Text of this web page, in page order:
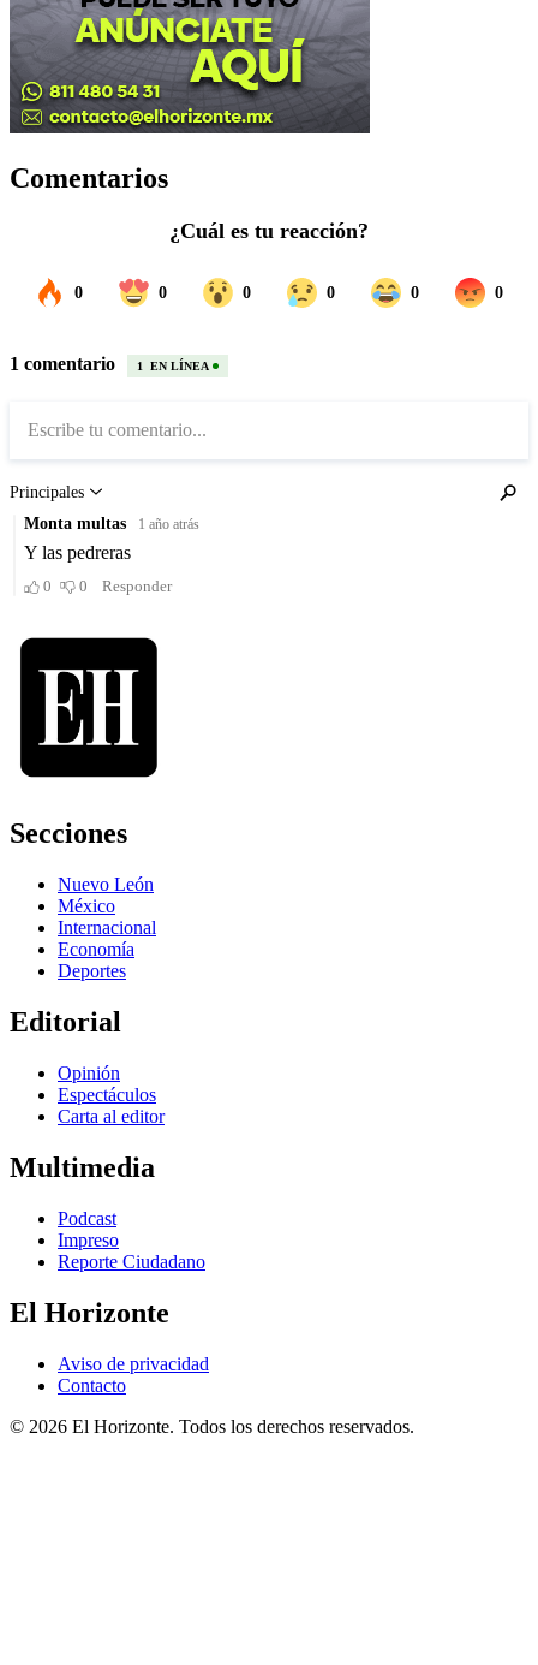
Comentarios
Secciones
Nuevo León
México
Internacional
Economía
Deportes
Editorial
Opinión
Espectáculos
Carta al editor
Multimedia
Podcast
Impreso
Reporte Ciudadano
El Horizonte
Aviso de privacidad
Contacto
© 2026 El Horizonte. Todos los derechos reservados.